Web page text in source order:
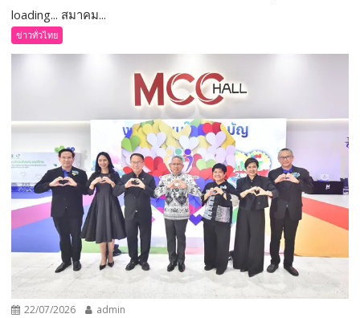
loading... สมาคม...
ข่าวทั่วไทย
22/07/2026 admin